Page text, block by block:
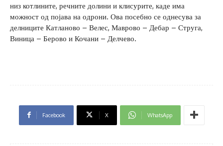
низ котлините, речните долини и клисурите, каде има
можност од појава на одрони. Ова посебно се однесува за
делниците Катланово – Велес, Маврово – Дебар – Струга,
Виница – Берово и Кочани – Делчево.
Facebook X WhatsApp